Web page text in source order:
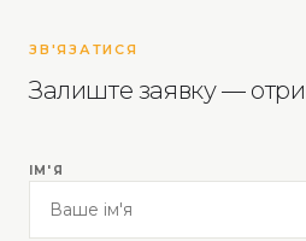
ЗВ'ЯЗАТИСЯ
Залиште заявку —
ІМ'Я